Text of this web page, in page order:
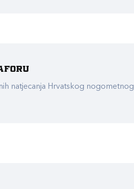
natjecanja Hrvatskog nogometnog